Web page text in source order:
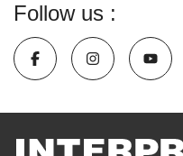
Follow us :